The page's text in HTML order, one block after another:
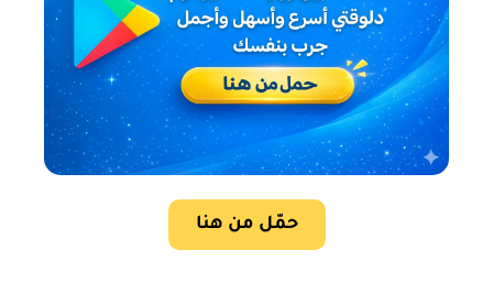
حمّل من هنا